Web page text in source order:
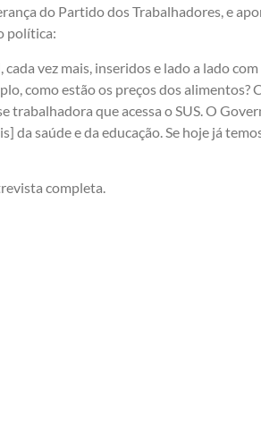
do Partido dos Trabalhadores, e
política:
cada vez mais, inseridos e lado a lado
como estão os preços dos alimentos?
trabalhadora que acessa o SUS. O
da saúde e da educação. Se hoje já
completa.